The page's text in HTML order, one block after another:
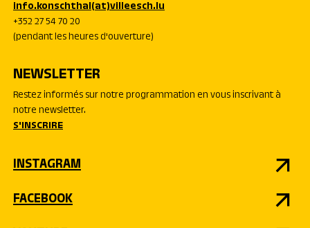
info.konschthal(at)villeesch.lu
+352 27 54 70 20
(pendant les heures d'ouverture)
NEWSLETTER
Restez informés sur notre programmation en vous inscrivant à
notre newsletter.
S'INSCRIRE
INSTAGRAM
FACEBOOK